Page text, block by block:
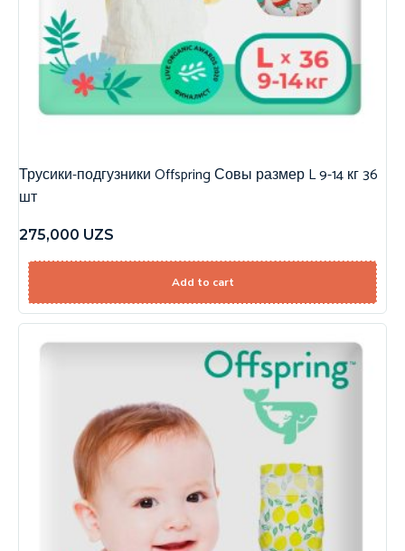
Трусики-подгузники Offspring Совы размер L 9-14 кг 36
шт
275,000 UZS
Add to cart